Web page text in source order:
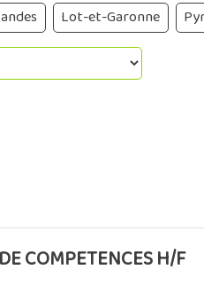
Lot-et-Garonne
COMPETENCES H/F